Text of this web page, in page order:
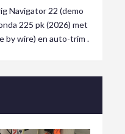
Navigator 22 (demo
225 pk (2026) met
by wire) en auto-trim .